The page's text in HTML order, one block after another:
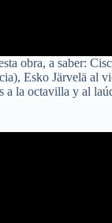
obra, a saber:
Esko Järvelä al
la octavilla y al